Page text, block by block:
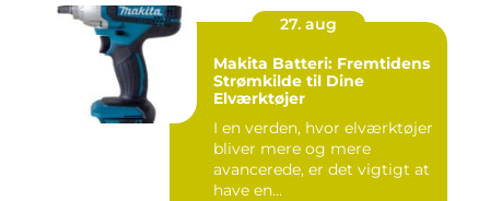
27. aug
Makita Batteri: Fremtidens
Strømkilde til Dine
Elværktøjer
I en verden, hvor elværktøjer
bliver mere og mere
avancerede, er det vigtigt at
have en...